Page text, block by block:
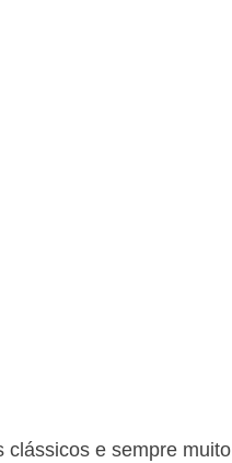
clássicos e sempre muito